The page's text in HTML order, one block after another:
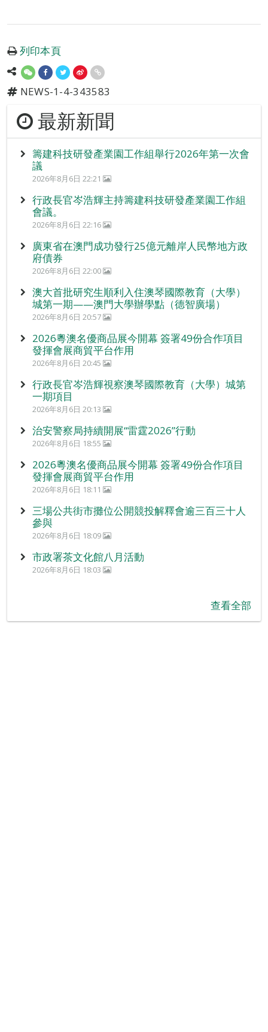
列印本頁
NEWS-1-4-343583
最新新聞
籌建科技研發產業園工作組舉行2026年第一次會
議
2026年8月6日 22:21
行政長官岑浩輝主持籌建科技研發產業園工作組
會議。
2026年8月6日 22:16
廣東省在澳門成功發行25億元離岸人民幣地方政
府債券
2026年8月6日 22:00
澳大首批研究生順利入住澳琴國際教育（大學）
城第一期——澳門大學辦學點（德智廣場）
2026年8月6日 20:57
2026粵澳名優商品展今開幕 簽署49份合作項目
發揮會展商貿平台作用
2026年8月6日 20:45
行政長官岑浩輝視察澳琴國際教育（大學）城第
一期項目
2026年8月6日 20:13
治安警察局持續開展“雷霆2026”行動
2026年8月6日 18:55
2026粵澳名優商品展今開幕 簽署49份合作項目
發揮會展商貿平台作用
2026年8月6日 18:11
三場公共街市攤位公開競投解釋會逾三百三十人
參與
2026年8月6日 18:09
市政署茶文化館八月活動
2026年8月6日 18:03
查看全部